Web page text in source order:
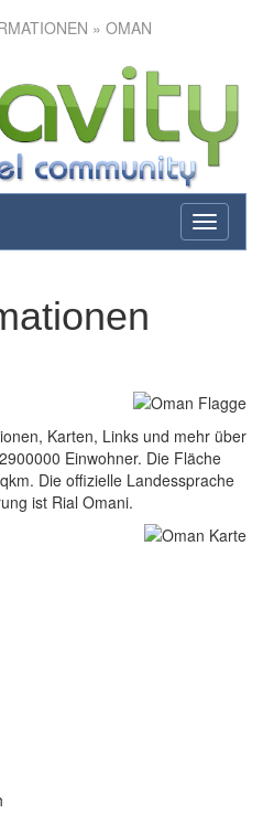
» OMAN
toggle
Karten, Links und mehr über
Einwohner. Die Fläche
Die offizielle Landessprache
ist Rial Omani.